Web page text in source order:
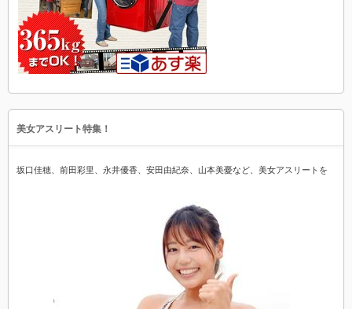
美女アスリート特集！
坂口佳穂、前田彩里、永井優香、安田由紀奈、山本美憂など、美女アスリートを